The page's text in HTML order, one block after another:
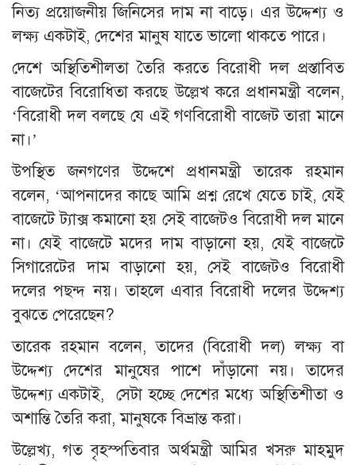
নিত্য প্রয়োজনীয় জিনিসের দাম না বাড়ে। এর উদ্দেশ্য ও
লক্ষ্য একটাই, দেশের মানুষ যাতে ভালো থাকতে পারে।
দেশে অস্থিতিশীলতা তৈরি করতে বিরোধী দল প্রস্তাবিত
বাজেটের বিরোধিতা করছে উল্লেখ করে প্রধানমন্ত্রী বলেন,
‘বিরোধী দল বলছে যে এই গণবিরোধী বাজেট তারা মানে
না।’
উপস্থিত জনগণের উদ্দেশে প্রধানমন্ত্রী তারেক রহমান
বলেন, ‘আপনাদের কাছে আমি প্রশ্ন রেখে যেতে চাই, যেই
বাজেটে ট্যাক্স কমানো হয় সেই বাজেটও বিরোধী দল মানে
না। যেই বাজেটে মদের দাম বাড়ানো হয়, যেই বাজেটে
সিগারেটের দাম বাড়ানো হয়, সেই বাজেটও বিরোধী
দলের পছন্দ নয়। তাহলে এবার বিরোধী দলের উদ্দেশ্য
বুঝতে পেরেছেন?
তারেক রহমান বলেন, তাদের (বিরোধী দল) লক্ষ্য বা
উদ্দেশ্য দেশের মানুষের পাশে দাঁড়ানো নয়। তাদের
উদ্দেশ্য একটাই, সেটা হচ্ছে দেশের মধ্যে অস্থিতিশীতা ও
অশান্তি তৈরি করা, মানুষকে বিভ্রান্ত করা।
উল্লেখ্য, গত বৃহস্পতিবার অর্থমন্ত্রী আমির খসরু মাহমুদ